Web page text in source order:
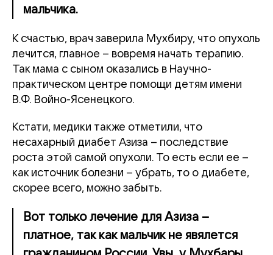
мальчика.
К счастью, врач заверила Мухбиру, что опухоль
лечится, главное – вовремя начать терапию.
Так мама с сыном оказались в Научно-
практическом центре помощи детям имени
В.Ф. Войно-Ясенецкого.
Кстати, медики также отметили, что
несахарный диабет Азиза – последствие
роста этой самой опухоли. То есть если ее –
как источник болезни – убрать, то о диабете,
скорее всего, можно забыть.
Вот только лечение для Азиза –
платное, так как мальчик не явялется